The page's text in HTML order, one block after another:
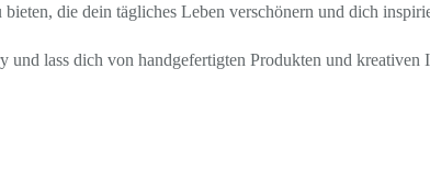
die dein tägliches Leben verschönern und dich
lass dich von handgefertigten Produkten und kreativen